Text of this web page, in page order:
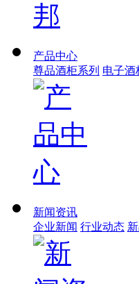
产品中心
尊品酒柜系列 电子酒
新闻资讯
企业新闻 行业动态